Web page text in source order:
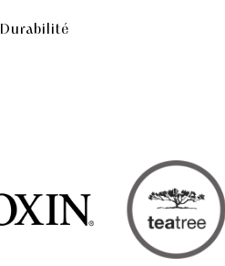
Durabilité